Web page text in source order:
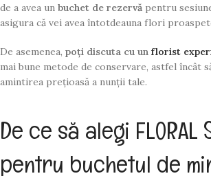
de a avea un buchet de rezervă pentru
asigura că vei avea întotdeauna flori
De asemenea, poți discuta cu un florist
mai bune metode de conservare, astfel încât
amintirea prețioasă a nunții tale.
De ce să alegi FLORAL
pentru buchetul de